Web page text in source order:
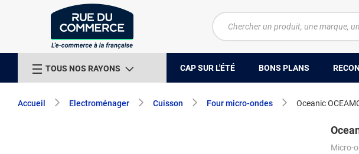
TOUS NOS RAYONS CAP SUR L'ÉTÉ BONS PLANS
Accueil Electroménager Cuisson Four micro-ondes Oceanic
Micro-